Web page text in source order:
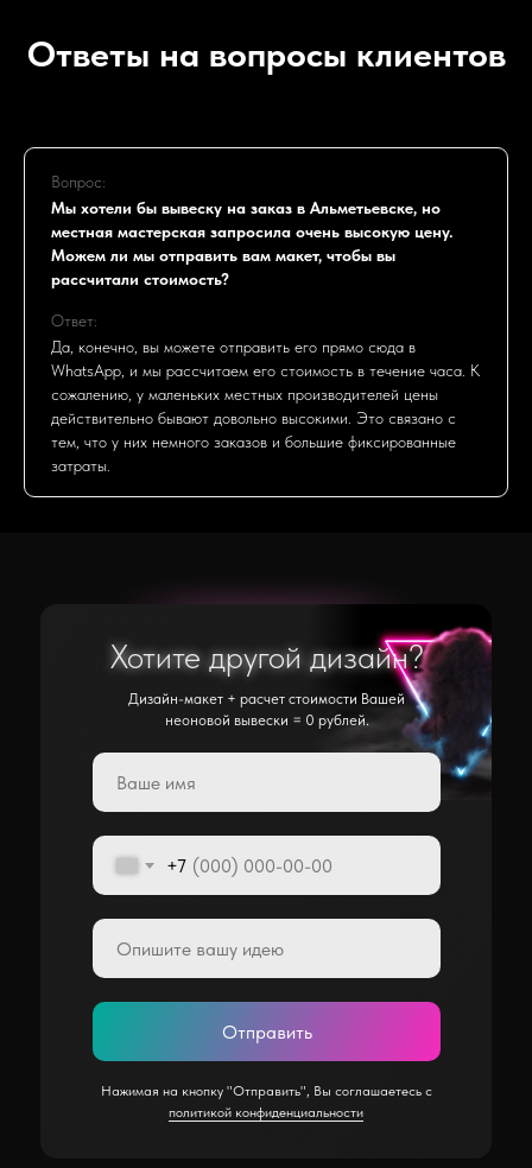
Ответы на вопросы клиентов
Вопрос:
Мы хотели бы вывеску на заказ в Альметьевске, но
местная мастерская запросила очень высокую цену.
Можем ли мы отправить вам макет, чтобы вы
рассчитали стоимость?
Ответ:
Да, конечно, вы можете отправить его прямо сюда в
WhatsApp, и мы рассчитаем его стоимость в течение часа. К
сожалению, у маленьких местных производителей цены
действительно бывают довольно высокими. Это связано с
тем, что у них немного заказов и большие фиксированные
затраты.
Хотите другой дизайн?
Дизайн-макет + расчет стоимости Вашей
неоновой вывески = 0 рублей.
+7
Отправить
Нажимая на кнопку "Отправить", Вы соглашаетесь с
политикой конфиденциальности
Хотите другой дизайн?